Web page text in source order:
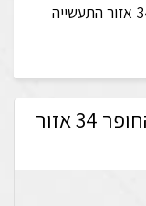
א. בלייכר תעשיות בע"מ החופר 34 אזור התעשייה
א. בלייכר תעשיות בע"מ החופר 34 אזור